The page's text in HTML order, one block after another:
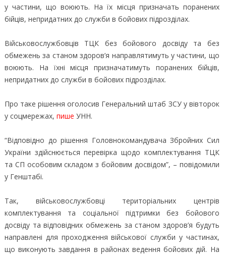
у частини, що воюють. На їх місця призначать поранених
бійців, непридатних до служби в бойових підрозділах.
Військовослужбовців ТЦК без бойового досвіду та без
обмежень за станом здоров’я направлятимуть у частини, що
воюють. На їхні місця призначатимуть поранених бійців,
непридатних до служби в бойових підрозділах.
Про таке рішення оголосив Генеральний штаб ЗСУ у вівторок
у соцмережах, пише УНН.
“Відповідно до рішення Головнокомандувача Збройних Сил
України здійснюється перевірка щодо комплектування ТЦК
та СП особовим складом з бойовим досвідом”, – повідомили
у Генштабі.
Так, військовослужбовці територіальних центрів
комплектування та соціальної підтримки без бойового
досвіду та відповідних обмежень за станом здоров’я будуть
направлені для проходження військової служби у частинах,
що виконують завдання в районах ведення бойових дій. На